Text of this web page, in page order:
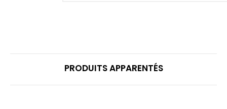
PRODUITS APPARENTÉS